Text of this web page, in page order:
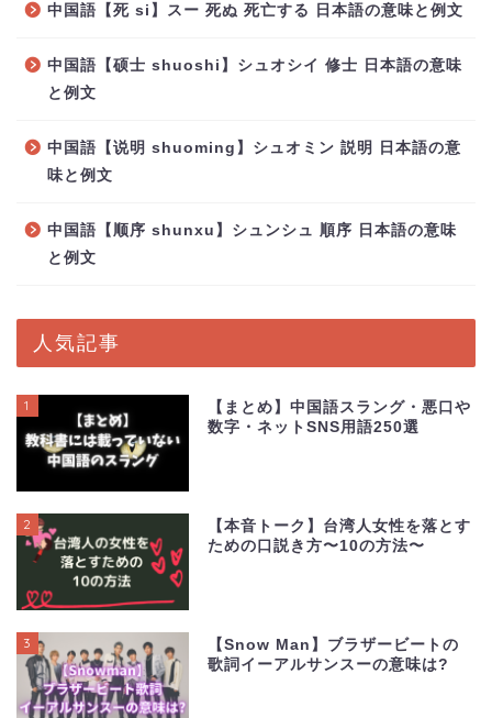
中国語【死 si】スー 死ぬ 死亡する 日本語の意味と例文
中国語【硕士 shuoshi】シュオシイ 修士 日本語の意味
と例文
中国語【说明 shuoming】シュオミン 説明 日本語の意
味と例文
中国語【顺序 shunxu】シュンシュ 順序 日本語の意味
と例文
人気記事
1
【まとめ】中国語スラング・悪口や
数字・ネットSNS用語250選
2
【本音トーク】台湾人女性を落とす
ための口説き方〜10の方法〜
3
【Snow Man】ブラザービートの
歌詞イーアルサンスーの意味は?